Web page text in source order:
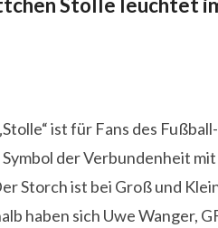
Stolle leuchtet
ist für Fans des Fußball-
der Verbundenheit mit
Storch ist bei Groß und
haben sich Uwe Wanger,